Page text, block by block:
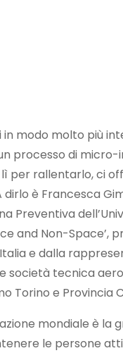
modo molto più
processo di
per rallentarlo, ci
dirlo è Francesca
Preventiva
and Non-
e dalla
società tecnica
Torino e Provincia
mondiale è
le persone